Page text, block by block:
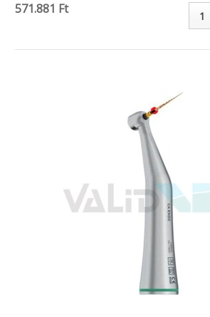
571.881 Ft